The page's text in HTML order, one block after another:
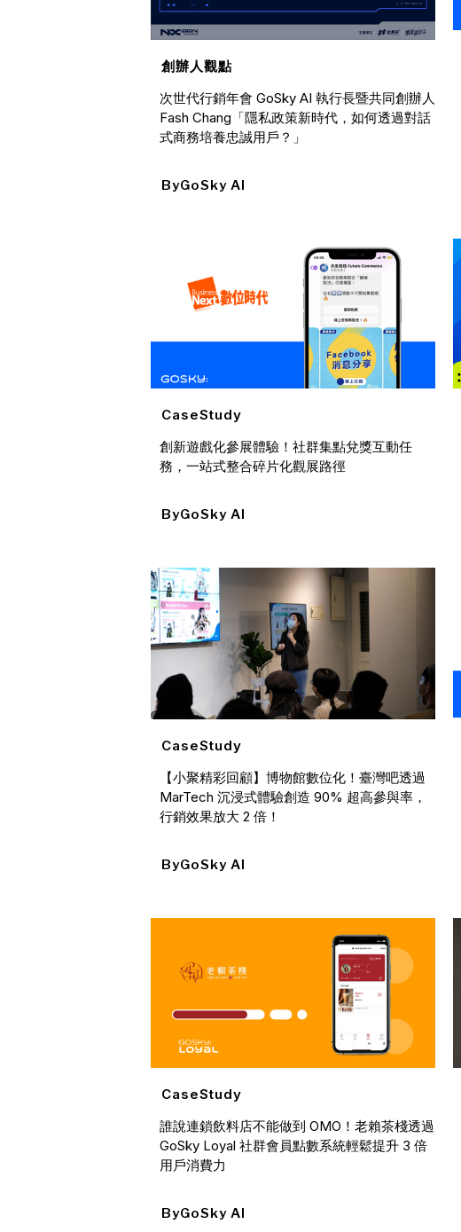
創辦人觀點
次世代行銷年會 GoSky AI 執行長暨共同創辦人
Fash Chang「隱私政策新時代，如何透過對話
式商務培養忠誠用戶？」
ByGoSky AI
CaseStudy
創新遊戲化參展體驗！社群集點兌獎互動任
務，一站式整合碎片化觀展路徑
ByGoSky AI
CaseStudy
【小聚精彩回顧】博物館數位化！臺灣吧透過
MarTech 沉浸式體驗創造 90% 超高參與率，
行銷效果放大 2 倍！
ByGoSky AI
CaseStudy
誰說連鎖飲料店不能做到 OMO！老賴茶棧透過
GoSky Loyal 社群會員點數系統輕鬆提升 3 倍
用戶消費力
ByGoSky AI